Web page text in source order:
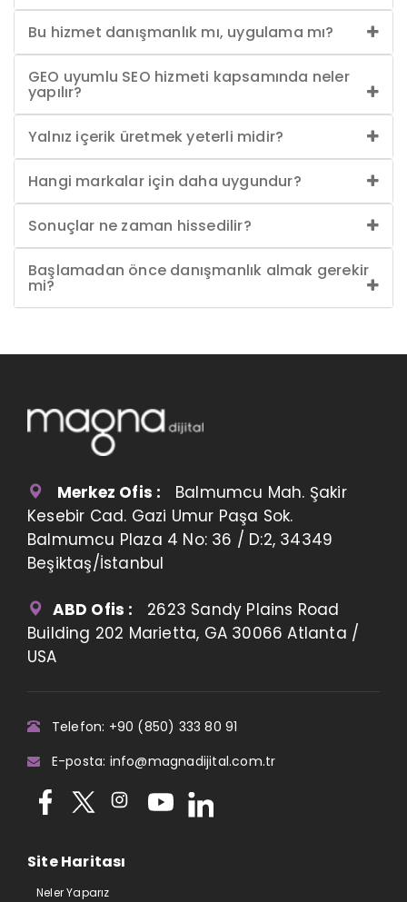
Bu hizmet danışmanlık mı, uygulama mı?
GEO uyumlu SEO hizmeti kapsamında neler
yapılır?
Yalnız içerik üretmek yeterli midir?
Hangi markalar için daha uygundur?
Sonuçlar ne zaman hissedilir?
Başlamadan önce danışmanlık almak gerekir
mi?
Merkez Ofis : Balmumcu Mah. Şakir
Kesebir Cad. Gazi Umur Paşa Sok.
Balmumcu Plaza 4 No: 36 / D:2, 34349
Beşiktaş/İstanbul
ABD Ofis : 2623 Sandy Plains Road
Building 202 Marietta, GA 30066 Atlanta /
USA
Telefon: +90 (850) 333 80 91
E-posta: info@magnadijital.com.tr
Site Haritası
Neler Yaparız